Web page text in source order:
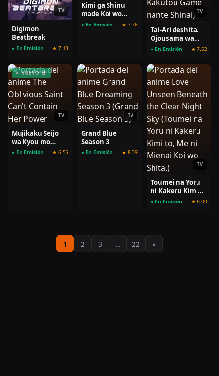
TV
Digimon
Beatbreak
● En Emisión ★ 7.13
Kimi ga Shinu
made Koi wo
Shitai
● En Emisión ★ 7.76
TV
Tai-Ari deshita.
Ojousama wa
Kakutou Game
● En Emisión ★ 7.52
● NUEVO EP
TV
Mujikaku Seijo
wa Kyou mo
Muishiki ni
● En Emisión ★ 6.55
TV
Grand Blue
Season 3
● En Emisión ★ 8.39
TV
Toumei na Yoru
ni Kakeru Kimi
to, Me ni Mienai
● En Emisión ★ 8.00
1 2 3 … 22 »